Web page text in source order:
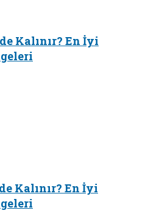
Kalınır? En İyi
Kalınır? En İyi